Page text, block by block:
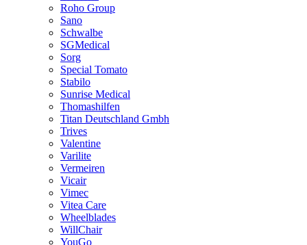
Roho Group
Sano
Schwalbe
SGMedical
Sorg
Special Tomato
Stabilo
Sunrise Medical
Thomashilfen
Titan Deutschland Gmbh
Trives
Valentine
Varilite
Vermeiren
Vicair
Vimec
Vitea Care
Wheelblades
WillChair
YouGo